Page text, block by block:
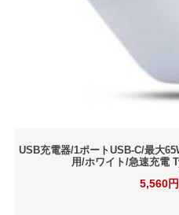
USB充電器/1ポートUSB-C/最大
用/ホワイト/急速充電
5,560